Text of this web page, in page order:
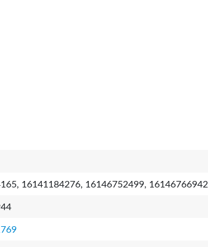
16141184276, 16146752499, 16146766942